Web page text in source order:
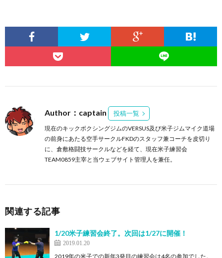
Author：captain 投稿一覧
現在のキックボクシングジムのVERSUS及び米子ジムマイク道場
の前身にあたる空手サークルFKDのスタッフ兼コーチを皮切り
に、倉敷格闘技サークルなどを経て、現在米子練習会
TEAM0859主宰と当ウェブサイト管理人を兼任。
関連する記事
1/20米子練習会終了。次回は1/27に開催！
2019.01.20
2019年の米子での新年3発目の練習会は4名の参加でした。